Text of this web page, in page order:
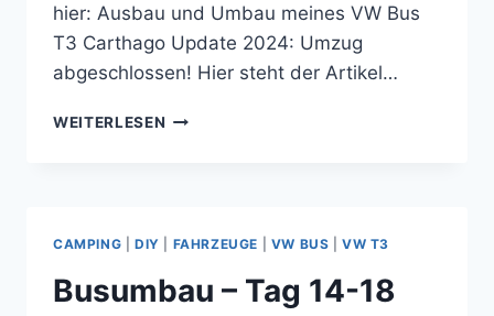
hier: Ausbau und Umbau meines VW Bus
T3 Carthago Update 2024: Umzug
abgeschlossen! Hier steht der Artikel…
WEITERLESEN BUSUMBAU
(MITTE
2005)
CAMPING DIY FAHRZEUGE VW BUS |VW T3
Busumbau – Tag 14-18